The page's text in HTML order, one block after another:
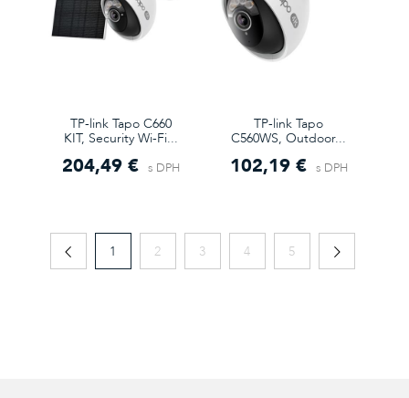
TP-link Tapo C660
KIT, Security Wi-Fi...
204,49 € s DPH
TP-link Tapo
C560WS, Outdoor...
102,19 € s DPH
1 2 3 4 5